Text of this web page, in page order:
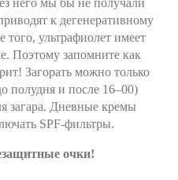
него мы бы не получали
к дегенеративному
ультрафиолет имеет
Поэтому запомните как
Загорать можно только
полудня и после 16–00)
загара. Дневные кремы
SPF-фильтры.
очки!